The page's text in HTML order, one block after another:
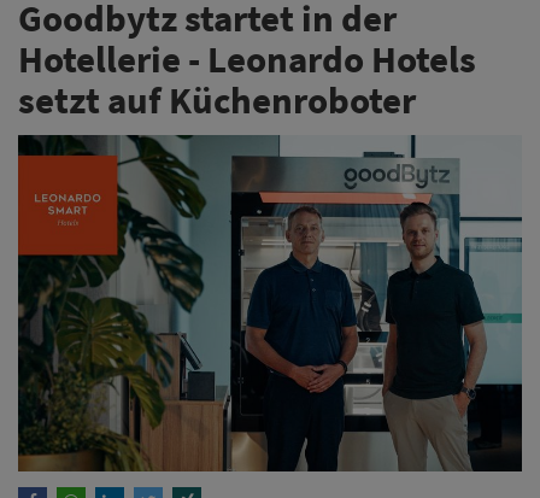
Leonardo Hotels Central Europe und Goodbytz
kooperieren beim Einsatz autonomer Küchenroboter.
Im 510-Zimmer-Haus Leonardo Smart Vienna Airport
bereitet der Roboter Luca künftig durchgehend Salate
und Bowls für die Gäste zu.
Weiterlesen
ANZEIGE